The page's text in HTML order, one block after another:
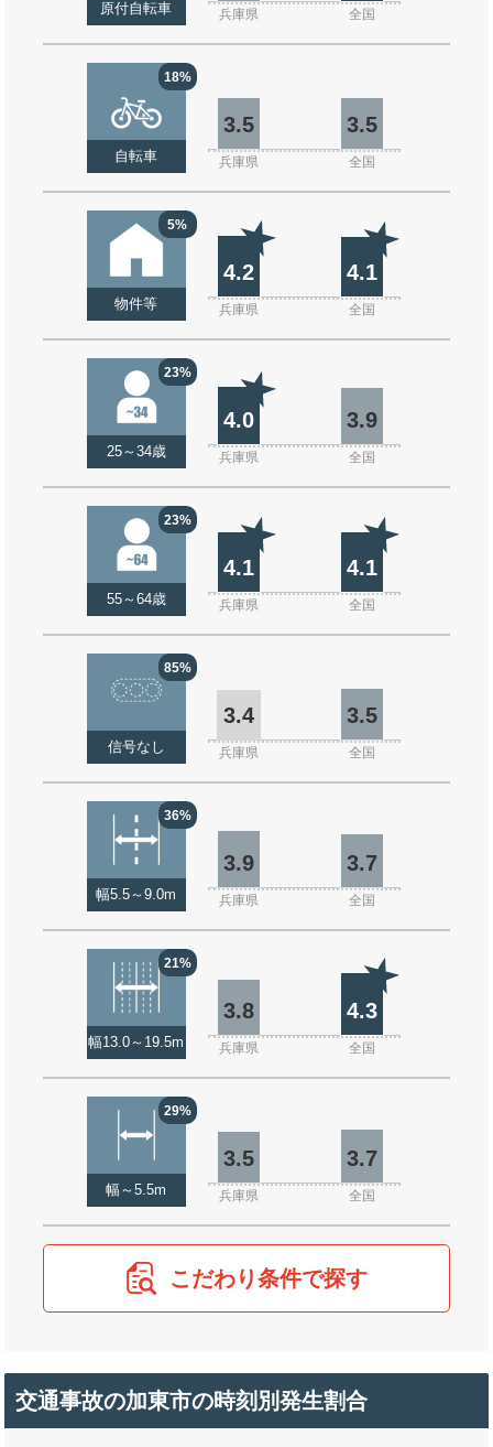
原付自転車 兵庫県 全国
18%
自転車
3.5 3.5
兵庫県 全国
5%
物件等
4.2 4.1
兵庫県 全国
23%
25～34歳
4.0 3.9
兵庫県 全国
23%
55～64歳
4.1 4.1
兵庫県 全国
85%
信号なし
3.4 3.5
兵庫県 全国
36%
幅5.5～9.0m
3.9 3.7
兵庫県 全国
21%
幅13.0～19.5m
3.8 4.3
兵庫県 全国
29%
幅～5.5m
3.5 3.7
兵庫県 全国
こだわり条件で探す
交通事故の加東市の時刻別発生割合